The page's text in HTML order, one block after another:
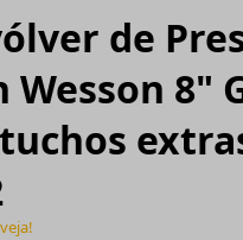
de
Wesson 8"